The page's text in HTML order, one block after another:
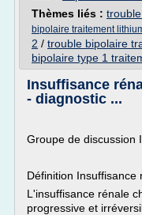
Thèmes liés :
bipolaire traitement
2 / trouble bipolaire
bipolaire type 1
Insuffisance
- diagnostic ...
Groupe de discussion
Définition Insuffisance
L'insuffisance rénale
progressive et